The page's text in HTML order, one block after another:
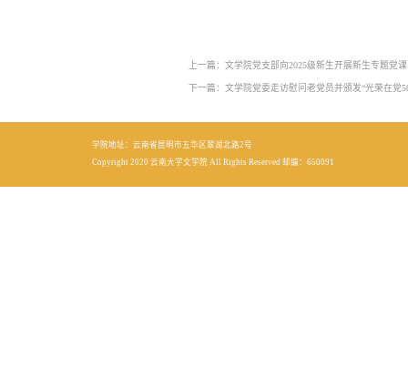
上一篇：文学院党支部向2025级新生开展新生专题党课
下一篇：文学院党委走访慰问老党员并颁发“光荣在党
学院地址：云南省昆明市五华区翠湖北路2号
Copyright 2020 云南大学文学院 All Rights Reserved 邮编：650091